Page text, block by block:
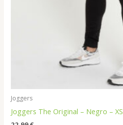
Joggers
Joggers The Original – Negro – XS